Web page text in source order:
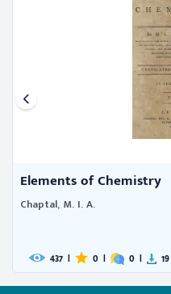
Elements of Chemistry
Chaptal, M. I. A.
437 | 0 | 0 | 19